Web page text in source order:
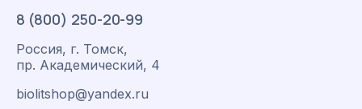
8 (800) 250-20-99
Россия, г. Томск,
пр. Академический, 4
biolitshop@yandex.ru